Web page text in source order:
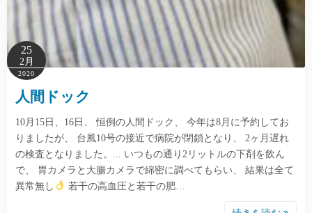
25
2月
2020
人間ドック
10月15日、16日、 恒例の人間ドック、 今年は8月に予約してお
りましたが、 台風10号の接近で病院が閉鎖となり、 2ヶ月遅れ
の検査となりました。... いつもの通り2リットルの下剤を飲ん
で、 胃カメラと大腸カメラで綿密に調べてもらい、 結果は全て
異常無し
若干の高血圧と若干の肥…